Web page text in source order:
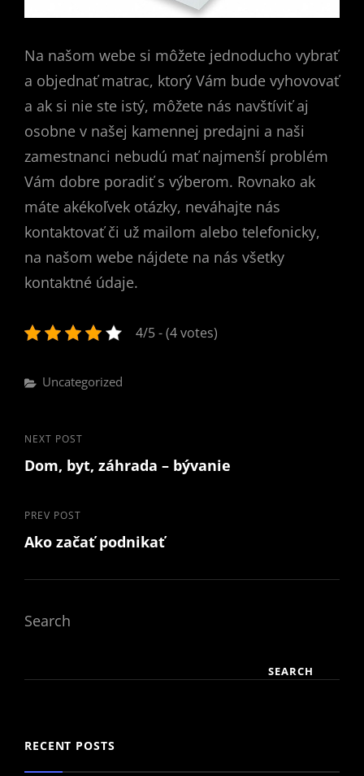
Na našom webe si môžete jednoducho vybrať
a objednať matrac, ktorý Vám bude vyhovovať
a ak si nie ste istý, môžete nás navštíviť aj
osobne v našej kamennej predajni a naši
zamestnanci nebudú mať najmenší problém
Vám dobre poradiť s výberom. Rovnako ak
máte akékoľvek otázky, neváhajte nás
kontaktovať či už mailom alebo telefonicky,
na našom webe nájdete na nás všetky
kontaktné údaje.
4/5 - (4 votes)
Categories
Uncategorized
Post
navigation
Previous
Post
PREV POST
Ako začať podnikať
Next
Post
NEXT POST
Dom, byt, záhrada – bývanie
Search
SEARCH
RECENT POSTS